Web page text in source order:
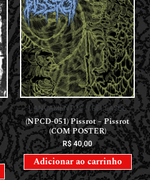
LANÇAMENTOS // RELEASES
(NPCD-051) Pissrot – Pissrot
(COM POSTER)
R$40,00
Adicionar ao carrinho